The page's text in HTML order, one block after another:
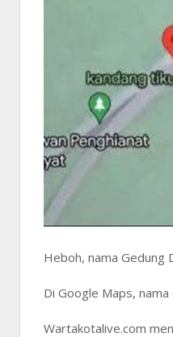
Heboh, nama Gedung
Di Google Maps,
Wartakotalive.com